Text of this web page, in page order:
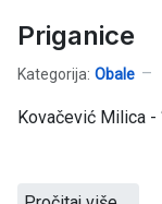
Priganice
Kategorija: Obale
Kovačević Milica -